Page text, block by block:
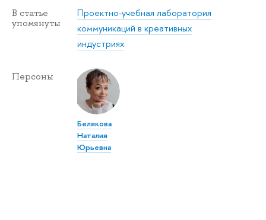
В статье
упомянуты
Проектно-учебная лаборатория
коммуникаций в креативных
индустриях
Персоны
Белякова
Наталия
Юрьевна